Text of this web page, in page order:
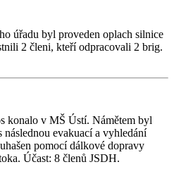
úřadu byl proveden oplach silnice
2 členi, kteří odpracovali 2 brig.
konalo v MŠ Ústí. Námětem byl
evakuací a vyhledání
pomocí dálkové dopravy
Účast: 8 členů JSDH.